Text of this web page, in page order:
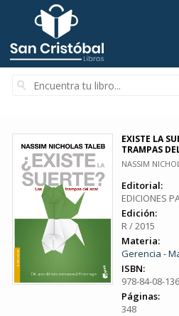
EXISTE LA
TRAMPAS
NASSIM
Editorial:
EDICIONES
Edición:
R / 2015
Materia:
Gerencia -
ISBN:
978-84-08-
Páginas:
348